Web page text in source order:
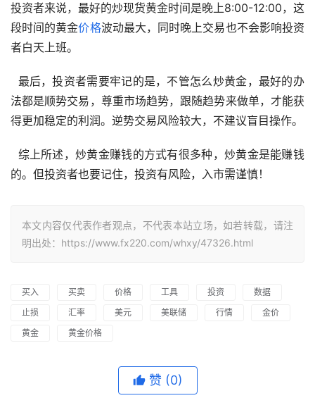
投资者来说，最好的炒现货黄金时间是晚上8:00-12:00，这
段时间的黄金价格波动最大，同时晚上交易也不会影响投资
者白天上班。
法都是顺势交易，尊重市场趋势，跟随趋势来做单，才能获
的。但投资者也要记住，投资有风险，入市需谨慎！
本文内容仅代表作者观点，不代表本站立场，如若转载，请注
明出处：https://www.fx220.com/whxy/47326.html
买入 买卖 价格 工具 投资
数据
止损
汇率 美元 美联储 行情
金价
黄金
黄金价格
赞 (0)